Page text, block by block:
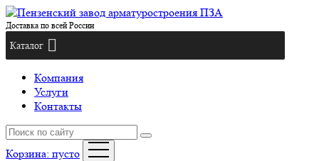
Доставка по всей России
Каталог
Компания
Услуги
Контакты
Корзина: пусто